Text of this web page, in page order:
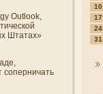
Outlook,
Штатах»
соперни­чать
10
17
24
31